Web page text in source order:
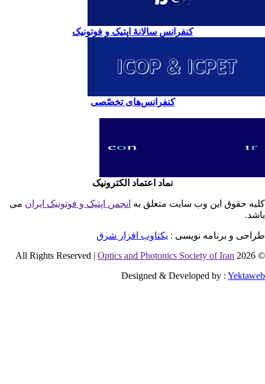
کنفرانس سالانۀ اپتیک و فوتونیک
کنفرانس‌های تخصّصی
نماد اعتماد الکترونیک
حقوق این وب سایت متعلق بهانجمن اپتیک و فوتونیک ایران می
و برنامه نویسی : یکتاوب افزار شرق
©
Optics and Photonics Society of Iran
Designed & Developed by :